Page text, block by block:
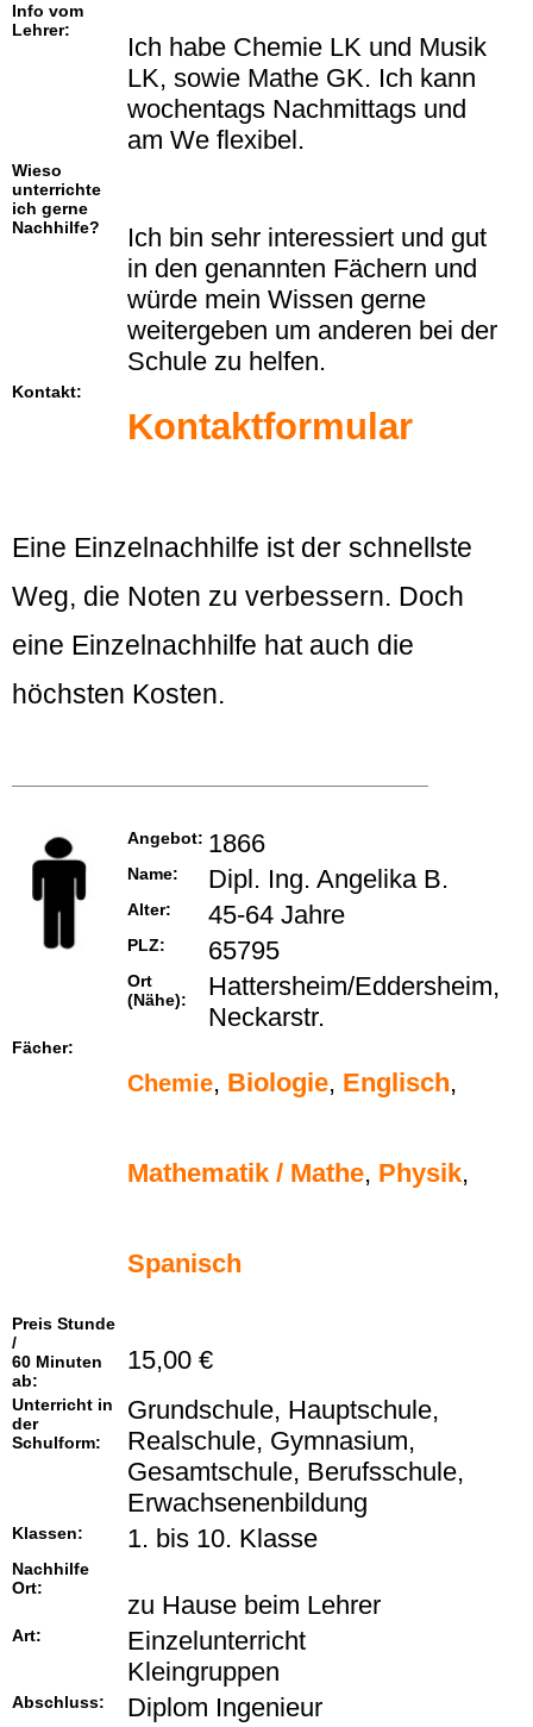
Info vom
Lehrer:
Ich habe Chemie LK und Musik
LK, sowie Mathe GK. Ich kann
wochentags Nachmittags und
am We flexibel.
Wieso
unterrichte
ich gerne
Nachhilfe?
Ich bin sehr interessiert und gut
in den genannten Fächern und
würde mein Wissen gerne
weitergeben um anderen bei der
Schule zu helfen.
Kontakt:
Kontaktformular
Eine Einzelnachhilfe ist der schnellste
Weg, die Noten zu verbessern. Doch
eine Einzelnachhilfe hat auch die
höchsten Kosten.
Angebot: 1866
Name: Dipl. Ing. Angelika B.
Alter: 45-64 Jahre
PLZ: 65795
Ort
(Nähe):
Hattersheim/Eddersheim,
Neckarstr.
Fächer:
Chemie, Biologie, Englisch,
Mathematik / Mathe, Physik,
Spanisch
Preis Stunde
/
60 Minuten
ab:
15,00 €
Unterricht in
der
Schulform:
Grundschule, Hauptschule,
Realschule, Gymnasium,
Gesamtschule, Berufsschule,
Erwachsenenbildung
Klassen: 1. bis 10. Klasse
Nachhilfe
Ort:
zu Hause beim Lehrer
Art:
Einzelunterricht
Kleingruppen
Abschluss: Diplom Ingenieur